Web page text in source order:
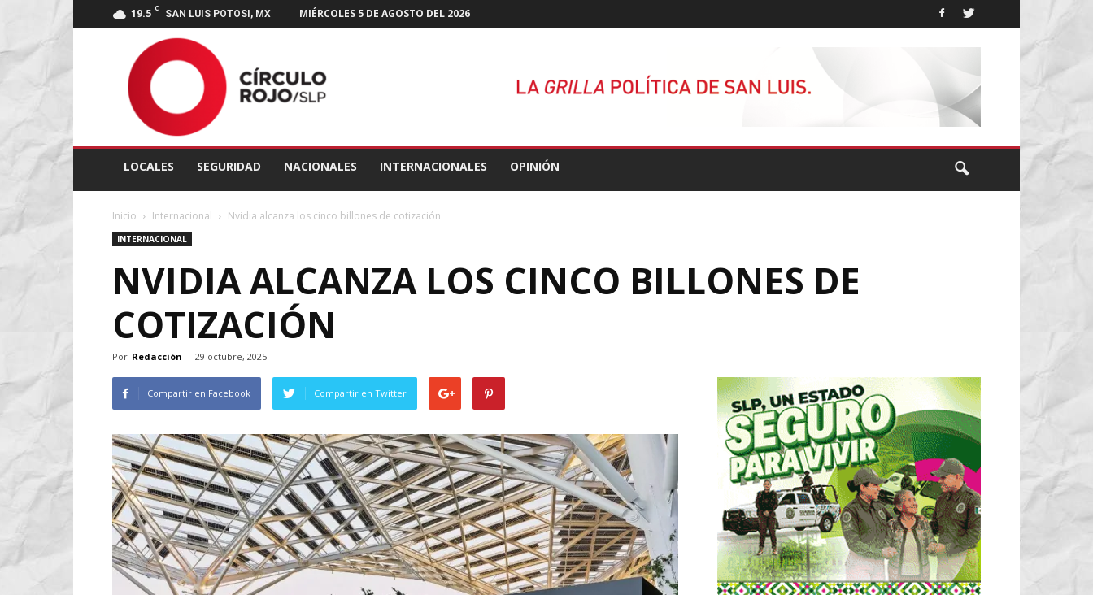
19.5 C
SAN LUIS POTOSI, MX MIÉRCOLES 5 DE AGOSTO DEL 2026
Círculo
Rojo
SLP
LOCALES SEGURIDAD NACIONALES INTERNACIONALES OPINIÓN
Inicio Internacional Nvidia alcanza los cinco billones de cotización
INTERNACIONAL
NVIDIA ALCANZA LOS CINCO BILLONES DE
COTIZACIÓN
Por Redacción - 29 octubre, 2025
Compartir en Facebook Compartir en Twitter